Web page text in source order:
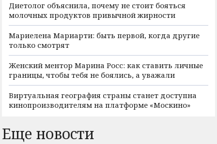
Диетолог объяснила, почему не стоит бояться
молочных продуктов привычной жирности
Мариелена Мариарти: быть первой, когда другие
только смотрят
Женский ментор Марина Росс: как ставить личные
границы, чтобы тебя не боялись, а уважали
Виртуальная география страны станет доступна
кинопроизводителям на платформе «Москино»
Еще новости